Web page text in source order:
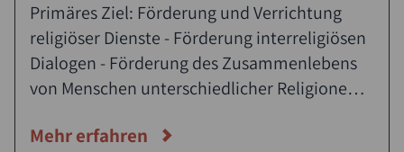
Primäres Ziel: Förderung und Verrichtung
religiöser Dienste - Förderung interreligiösen
Dialogen - Förderung des Zusammenlebens
von Menschen unterschiedlicher Religionen
Toleranz
Mehr erfahren